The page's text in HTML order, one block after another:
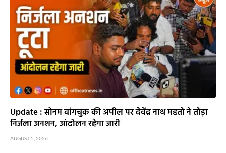
Update : सोनम वांगचुक की अपील पर देवेंद्र नाथ महतो ने तोड़ा
निर्जला अनशन, आंदोलन रहेगा जारी
AUGUST 5, 2026